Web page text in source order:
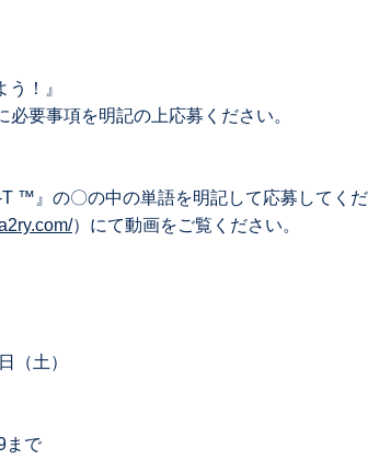
！』
要事項を明記の上応募ください。
™』の〇の中の単語を明記して応募してくだ
）にて動画をご覧ください。
（土）
まで